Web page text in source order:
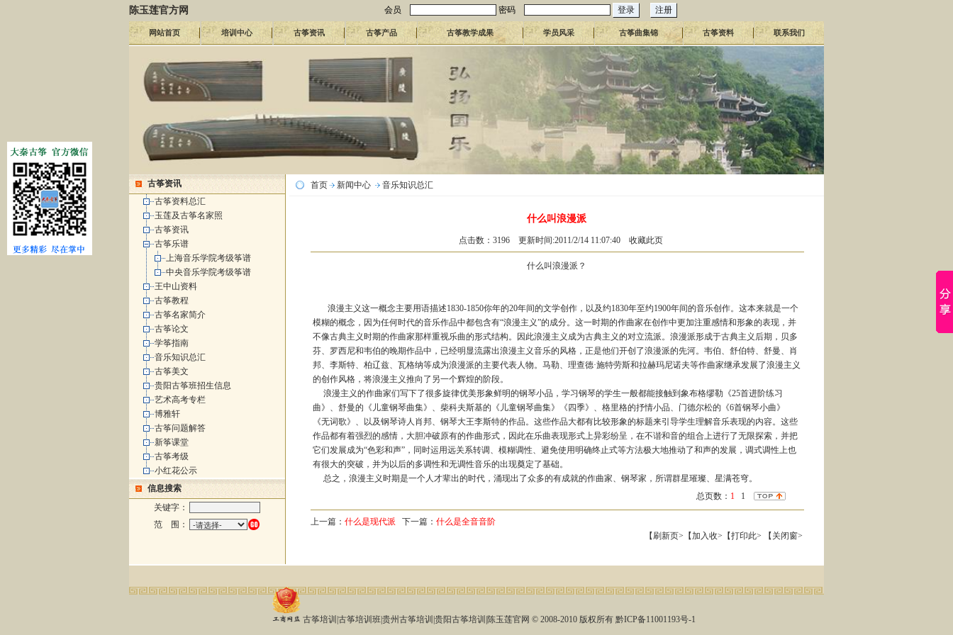
陈玉莲官方网 会员 密码
网站首页 培训中心 古筝资讯 古筝产品 古筝教学成果 学员风采 古筝曲集锦 古筝资料 联系我们
古筝资讯
古筝资料总汇
玉莲及古筝名家照
古筝资讯
古筝乐谱
上海音乐学院考级筝谱
中央音乐学院考级筝谱
王中山资料
古筝教程
古筝名家简介
古筝论文
学筝指南
音乐知识总汇
古筝美文
贵阳古筝班招生信息
艺术高考专栏
博雅轩
古筝问题解答
新筝课堂
古筝考级
小红花公示
信息搜索
关键字：
范 围：
首页 新闻中心 音乐知识总汇
什么叫浪漫派
点击数：3196 更新时间:2011/2/14 11:07:40 收藏此页
什么叫浪漫派？
浪漫主义这一概念主要用语描述1830-1850你年的20年间的文学创作，以及约1830年至约1900年间的音乐创作。这本来就是一个
模糊的概念，因为任何时代的音乐作品中都包含有“浪漫主义”的成分。这一时期的作曲家在创作中更加注重感情和形象的表现，并
不像古典主义时期的作曲家那样重视乐曲的形式结构。因此浪漫主义成为古典主义的对立流派。浪漫派形成于古典主义后期，贝多
芬、罗西尼和韦伯的晚期作品中，已经明显流露出浪漫主义音乐的风格，正是他们开创了浪漫派的先河。韦伯、舒伯特、舒曼、肖
邦、李斯特、柏辽兹、瓦格纳等成为浪漫派的主要代表人物。马勒、理查德·施特劳斯和拉赫玛尼诺夫等作曲家继承发展了浪漫主义
的创作风格，将浪漫主义推向了另一个辉煌的阶段。
浪漫主义的作曲家们写下了很多旋律优美形象鲜明的钢琴小品，学习钢琴的学生一般都能接触到象布格缪勒《25首进阶练习
曲》、舒曼的《儿童钢琴曲集》、柴科夫斯基的《儿童钢琴曲集》《四季》、格里格的抒情小品、门德尔松的《6首钢琴小曲》
《无词歌》、以及钢琴诗人肖邦、钢琴大王李斯特的作品。这些作品大都有比较形象的标题来引导学生理解音乐表现的内容。这些
作品都有着强烈的感情，大胆冲破原有的作曲形式，因此在乐曲表现形式上异彩纷呈，在不谐和音的组合上进行了无限探索，并把
它们发展成为“色彩和声”，同时运用远关系转调、模糊调性、避免使用明确终止式等方法极大地推动了和声的发展，调式调性上也
有很大的突破，并为以后的多调性和无调性音乐的出现奠定了基础。
总之，浪漫主义时期是一个人才辈出的时代，涌现出了众多的有成就的作曲家、钢琴家，所谓群星璀璨、星满苍穹。
总页数： 1 1
上一篇： 什么是现代派 下一篇： 什么是全音音阶
【刷新页> 【加入收> 【打印此> 【关闭窗>
古筝培训|古筝培训班|贵州古筝培训|贵阳古筝培训|陈玉莲官网 © 2008-2010 版权所有 黔ICP备11001193号-1